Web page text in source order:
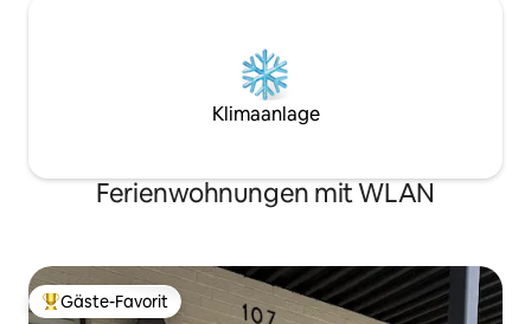
Klimaanlage
Ferienwohnungen mit WLAN
Beliebter Gäste-Favorit.
Gäste-Favorit